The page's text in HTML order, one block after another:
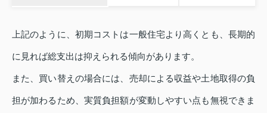
上記のように、初期コストは一般住宅より高くとも、長期的
に見れば総支出は抑えられる傾向があります。
また、買い替えの場合には、売却による収益や土地取得の負
担が加わるため、実質負担額が変動しやすい点も無視できま